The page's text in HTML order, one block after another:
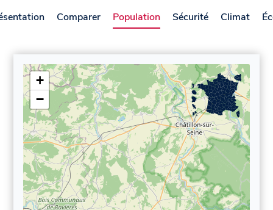
Comparer Population Sécurité Climat
+
−